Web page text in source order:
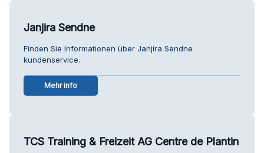
Janjira Sendne
Finden Sie Informationen über Janjira Sendne
kundenservice.
Mehr info
TCS Training & Freizeit AG Centre de Plantin